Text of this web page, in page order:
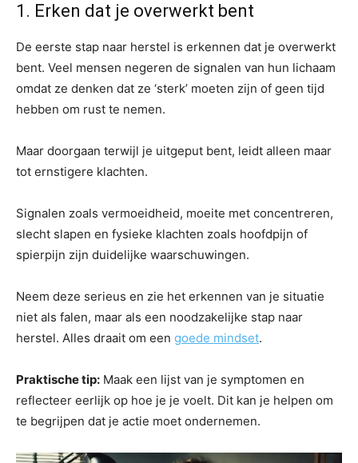
1. Erken dat je overwerkt bent
De eerste stap naar herstel is erkennen dat je overwerkt
bent. Veel mensen negeren de signalen van hun lichaam
omdat ze denken dat ze ‘sterk’ moeten zijn of geen tijd
hebben om rust te nemen.
Maar doorgaan terwijl je uitgeput bent, leidt alleen maar
tot ernstigere klachten.
Signalen zoals vermoeidheid, moeite met concentreren,
slecht slapen en fysieke klachten zoals hoofdpijn of
spierpijn zijn duidelijke waarschuwingen.
Neem deze serieus en zie het erkennen van je situatie
niet als falen, maar als een noodzakelijke stap naar
herstel. Alles draait om een goede mindset.
Praktische tip: Maak een lijst van je symptomen en
reflecteer eerlijk op hoe je je voelt. Dit kan je helpen om
te begrijpen dat je actie moet ondernemen.